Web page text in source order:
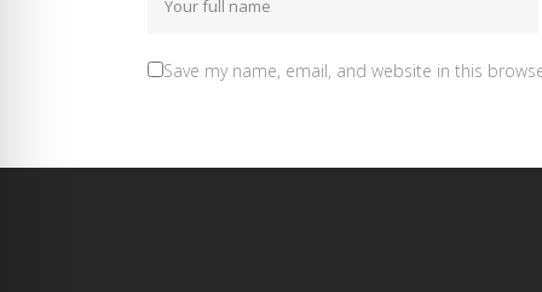
Save my name, email, and website in this